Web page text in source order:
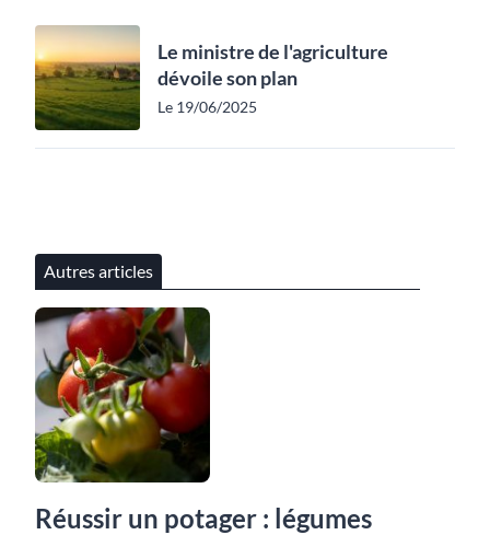
Le ministre de l'agriculture
dévoile son plan
Le 19/06/2025
Autres articles
Réussir un potager : légumes